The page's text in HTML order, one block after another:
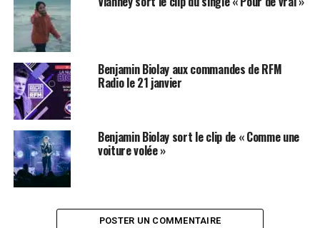
Benjamin Biolay aux commandes de RFM
Radio le 21 janvier
Benjamin Biolay sort le clip de « Comme une
voiture volée »
POSTER UN COMMENTAIRE